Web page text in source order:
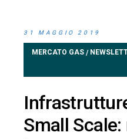
31 MAGGIO 2019
MERCATO GAS /
Small